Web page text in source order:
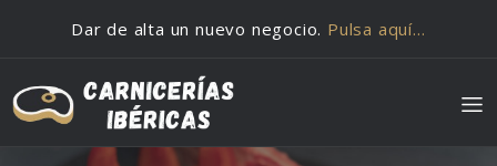
Dar de alta un nuevo negocio. Pulsa aquí…